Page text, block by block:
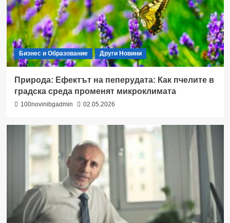
Бизнес и Образование Други Новини
Природа: Ефектът на пеперудата: Как пчелите в
градска среда променят микроклимата
100novinibgadmin 02.05.2026